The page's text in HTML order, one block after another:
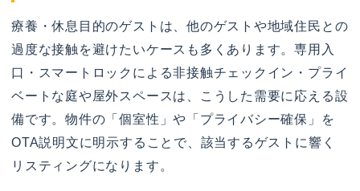
療養・休息目的のゲストは、他のゲストや地域住民との
過度な接触を避けたいケースも多くあります。専用入
口・スマートロックによる非接触チェックイン・プライ
ベートな庭や屋外スペースは、こうした需要に応える設
備です。物件の「個室性」や「プライバシー確保」を
OTA説明文に明示することで、該当するゲストに響く
リスティングになります。